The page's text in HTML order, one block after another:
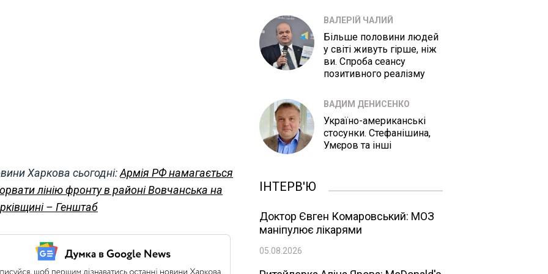
Харкова сьогодні:Армія РФ намагається
лінію фронту в районі Вовчанська на
– Генштаб
ВАЛЕРІЙ ЧАЛИЙ
Більше половини людей
у світі живуть гірше, ніж
ви. Спроба сеансу
позитивного реалізму
ВАДИМ ДЕНИСЕНКО
Україно-американські
стосунки. Стефанішина,
Умєров та інші
ІНТЕРВ'Ю
Доктор Євген Комаровський: МОЗ
маніпулює лікарями
05.08.2026